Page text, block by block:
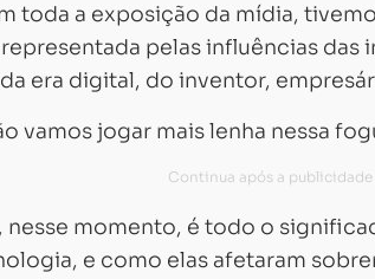
toda a exposição da mídia,
pelas influências
era digital, do inventor,
vamos jogar mais lenha nessa
nesse momento, é todo o
e como elas afetaram